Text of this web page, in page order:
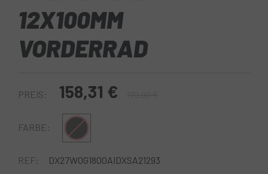
12X100MM
VORDERRAD
PREIS: 158,31 €
FARBE: Schwarz
REF: DX27W0G1800AIDXSA21293